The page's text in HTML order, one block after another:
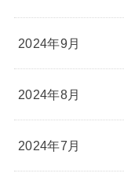
2024年9月
2024年8月
2024年7月